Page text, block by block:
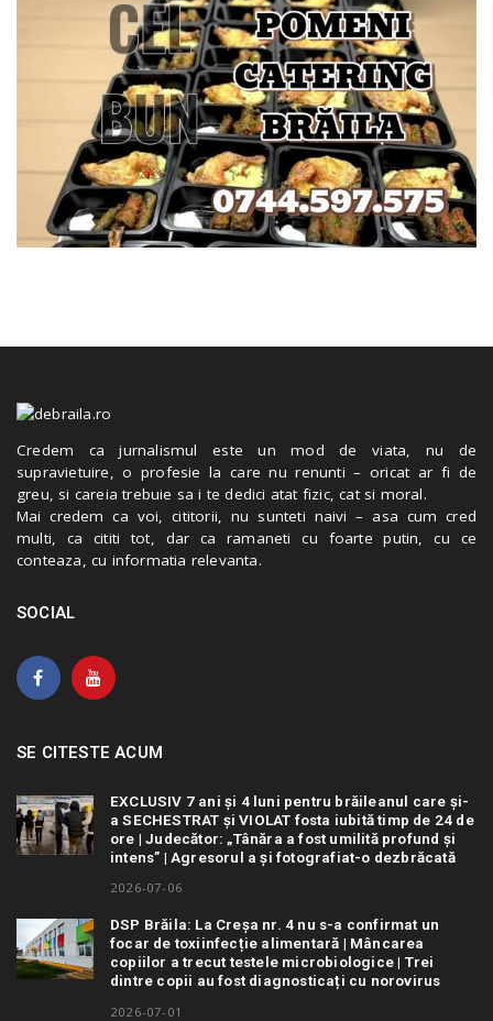
Credem ca jurnalismul este un mod de viata, nu de
supravietuire, o profesie la care nu renunti – oricat ar fi de
greu, si careia trebuie sa i te dedici atat fizic, cat si moral.
Mai credem ca voi, cititorii, nu sunteti naivi – asa cum cred
multi, ca cititi tot, dar ca ramaneti cu foarte putin, cu ce
conteaza, cu informatia relevanta.
SOCIAL
SE CITESTE ACUM
EXCLUSIV 7 ani și 4 luni pentru brăileanul care și-
a SECHESTRAT și VIOLAT fosta iubită timp de 24 de
ore | Judecător: „Tânăra a fost umilită profund și
intens” | Agresorul a și fotografiat-o dezbrăcată
2026-07-06
DSP Brăila: La Creșa nr. 4 nu s-a confirmat un
focar de toxiinfecție alimentară | Mâncarea
copiilor a trecut testele microbiologice | Trei
dintre copii au fost diagnosticați cu norovirus
2026-07-01